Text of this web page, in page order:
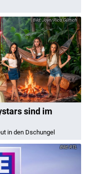
Joyn/Rico Güttich
sind im
in den Dschungel
RTL